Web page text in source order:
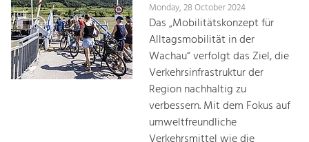
Monday, 28 October 2024
Das „Mobilitätskonzept für
Alltagsmobilität in der
Wachau“ verfolgt das Ziel, die
Verkehrsinfrastruktur der
Region nachhaltig zu
verbessern. Mit dem Fokus auf
umweltfreundliche